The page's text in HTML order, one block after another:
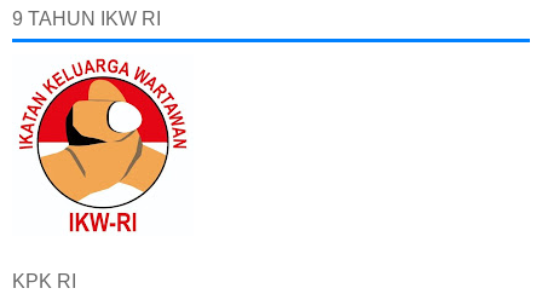
9 TAHUN IKW RI
KPK RI